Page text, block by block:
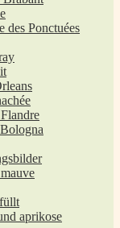
des Ponctuées
aprikose